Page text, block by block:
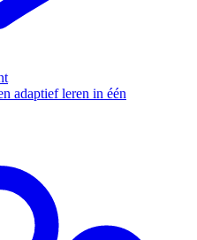
adaptief leren in één